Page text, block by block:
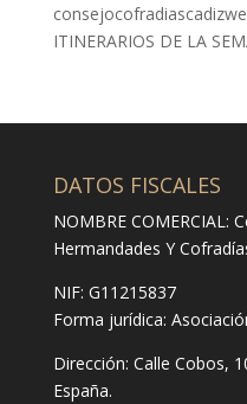
ITINERARIOS DE LA
DATOS FISCALES
NOMBRE COMERCIAL:
Hermandades Y
NIF: G11215837
Forma jurídica:
Dirección: Calle Cobos,
España.